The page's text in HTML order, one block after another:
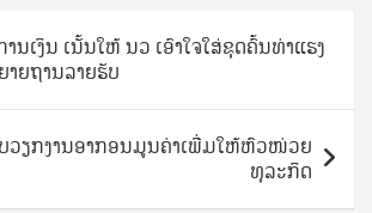
ນເງິນ ເນັ້ນໃຫ້ ນວ ເອົາໃຈໃສ່ຂຸດຄົ້ນທ່າແຮງ
ຍຖານລາຍຮັບ
ວຽກງານອາກອນມູນຄ່າເພີ່ມໃຫ້ຫົວໜ່ວຍ
ທຸລະກິດ